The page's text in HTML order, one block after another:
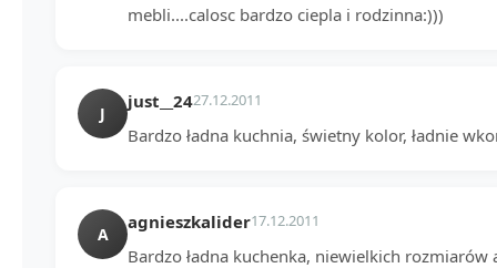
mebli....calosc bardzo ciepla i rodzinna:)))
J
just__2427.12.2011
Bardzo ładna kuchnia, świetny kolor, ładnie
A
agnieszkalider17.12.2011
Bardzo ładna kuchenka, niewielkich